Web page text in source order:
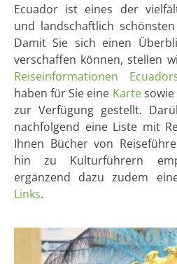
Ecuador ist eines der
und landschaftlich
Damit Sie sich einen
verschaffen können, stellen
Reiseinformationen
haben für Sie eine Kartesowie
zur Verfügung gestellt.
nachfolgend eine Liste mit
Ihnen Bücher von
hin zu Kulturführern
ergänzend dazu zudem
Links.